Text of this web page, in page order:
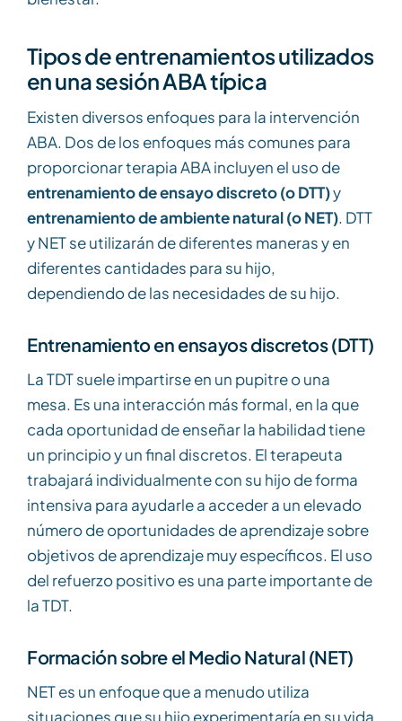
Tipos de entrenamientos utilizados
en una sesión ABA típica
Existen diversos enfoques para la intervención
ABA. Dos de los enfoques más comunes para
proporcionar terapia ABA incluyen el uso de
entrenamiento de ensayo discreto (o DTT)y
entrenamiento de ambiente natural (o NET). DTT
y NET se utilizarán de diferentes maneras y en
diferentes cantidades para su hijo,
dependiendo de las necesidades de su hijo.
Entrenamiento en ensayos discretos (DTT)
La TDT suele impartirse en un pupitre o una
mesa. Es una interacción más formal, en la que
cada oportunidad de enseñar la habilidad tiene
un principio y un final discretos. El terapeuta
trabajará individualmente con su hijo de forma
intensiva para ayudarle a acceder a un elevado
número de oportunidades de aprendizaje sobre
objetivos de aprendizaje muy específicos. El uso
del refuerzo positivo es una parte importante de
la TDT.
Formación sobre el Medio Natural (NET)
NET es un enfoque que a menudo utiliza
situaciones que su hijo experimentaría en su vida